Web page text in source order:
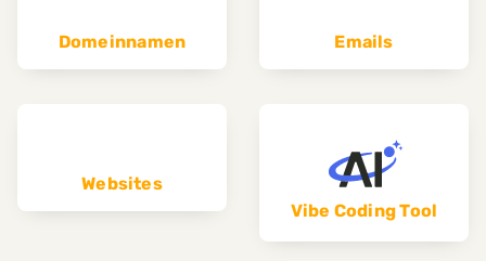
Domeinnamen Emails
Websites
Vibe Coding Tool